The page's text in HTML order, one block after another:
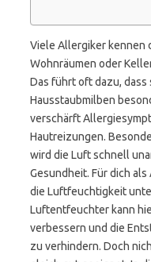
Viele Allergiker kennen
Wohnräumen oder
Das führt oft dazu,
Hausstaubmilben
verschärft
Hautreizungen.
wird die Luft schnell
Gesundheit. Für dich
die Luftfeuchtigkeit
Luftentfeuchter kann
verbessern und die
zu verhindern. Doch